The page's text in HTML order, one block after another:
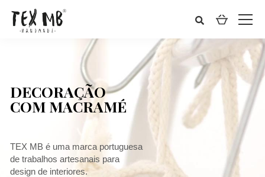
DECORAÇÃO
COM MACRAMÉ
TEX MB é uma marca portuguesa
de trabalhos artesanais para
design de interiores.